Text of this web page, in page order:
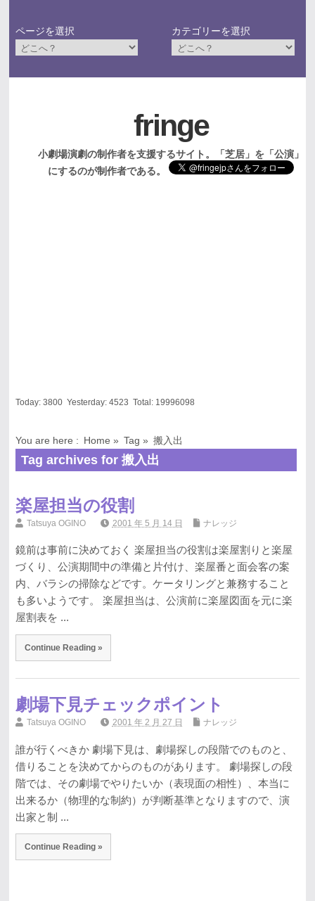
ページを選択 カテゴリーを選択
fringe
小劇場演劇の制作者を支援するサイト。「芝居」を「公演」
にするのが制作者である。
Today: 3800Yesterday: 4523 Total: 19996098
You are here : Home » Tag » 搬入出
Tag archives for 搬入出
楽屋担当の役割
Tatsuya OGINO 2001 年 5 月 14 日 ナレッジ
鏡前は事前に決めておく 楽屋担当の役割は楽屋割りと楽屋
づくり、公演期間中の準備と片付け、楽屋番と面会客の案
内、バラシの掃除などです。ケータリングと兼務すること
も多いようです。 楽屋担当は、公演前に楽屋図面を元に楽
屋割表を ...
Continue Reading »
劇場下見チェックポイント
Tatsuya OGINO 2001 年 2 月 27 日 ナレッジ
誰が行くべきか 劇場下見は、劇場探しの段階でのものと、
借りることを決めてからのものがあります。 劇場探しの段
階では、その劇場でやりたいか（表現面の相性）、本当に
出来るか（物理的な制約）が判断基準となりますので、演
出家と制 ...
Continue Reading »